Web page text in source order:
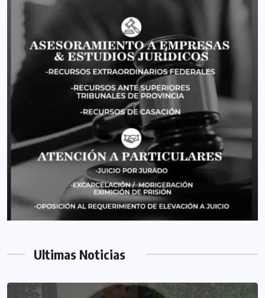
Ultimas Noticias